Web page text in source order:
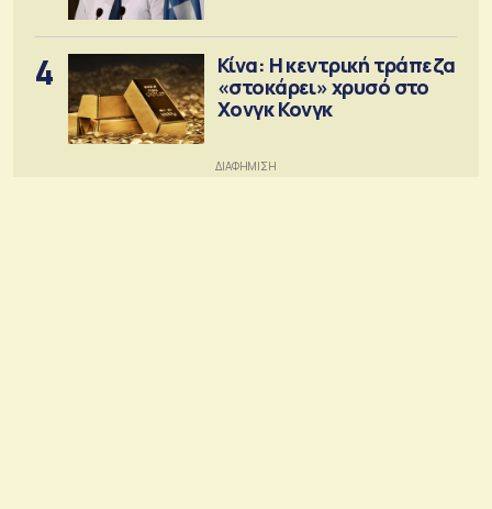
4
Κίνα: Η κεντρική τράπεζα
«στοκάρει» χρυσό στο
Χονγκ Κονγκ